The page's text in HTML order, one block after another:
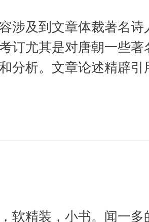
涉及到文章体裁著名
尤其是对唐朝一些著
分析。文章论述精辟
软精装，小书。闻一